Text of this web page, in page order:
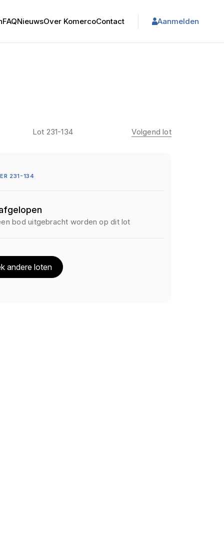
FAQNieuwsOver KomercoContact Aanmelden
Lot 231-134 Volgend lot
231-134
bod uitgebracht worden op dit lot
andere loten